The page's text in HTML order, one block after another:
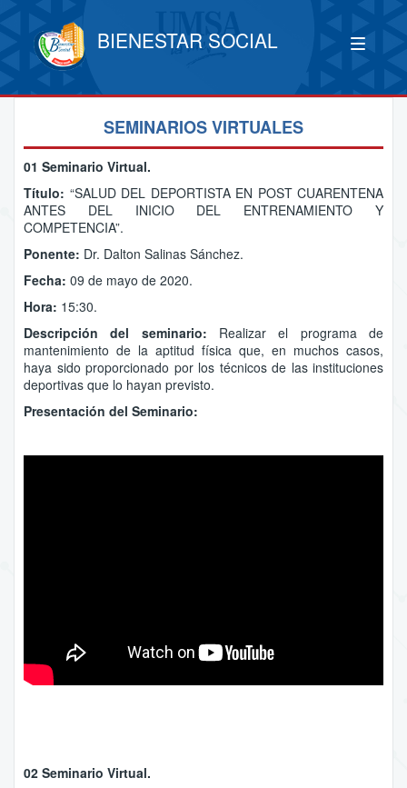
BIENESTAR SOCIAL
SEMINARIOS VIRTUALES
01 Seminario Virtual.
Título: “SALUD DEL DEPORTISTA EN POST CUARENTENA
ANTES DEL INICIO DEL ENTRENAMIENTO Y
COMPETENCIA”.
Ponente: Dr. Dalton Salinas Sánchez.
Fecha: 09 de mayo de 2020.
Hora: 15:30.
Descripción del seminario: Realizar el programa de
mantenimiento de la aptitud física que, en muchos casos,
haya sido proporcionado por los técnicos de las instituciones
deportivas que lo hayan previsto.
Presentación del Seminario:
02 Seminario Virtual.